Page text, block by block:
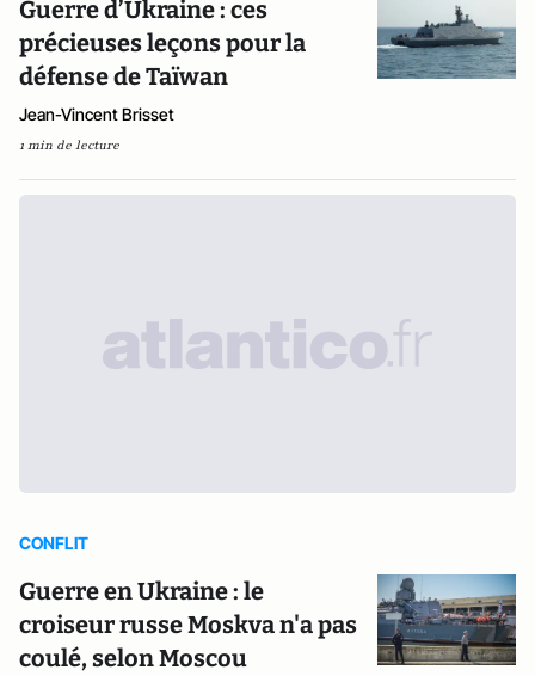
Guerre d’Ukraine : ces
précieuses leçons pour la
défense de Taïwan
Jean-Vincent Brisset
1 min de lecture
CONFLIT
Guerre en Ukraine : le
croiseur russe Moskva n'a pas
coulé, selon Moscou